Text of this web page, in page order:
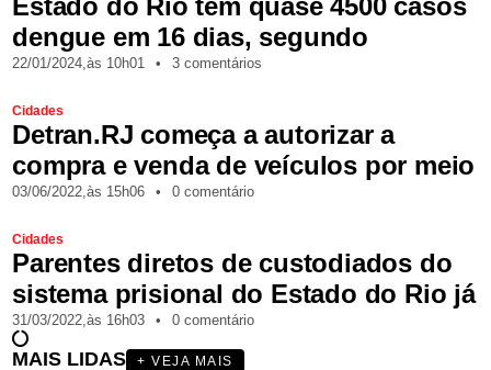
Estado do Rio tem quase 4500 casos
dengue em 16 dias, segundo
22/01/2024,às 10h01 • 3 comentários
Cidades
Detran.RJ começa a autorizar a
compra e venda de veículos por meio
03/06/2022,às 15h06 • 0 comentário
Cidades
Parentes diretos de custodiados do
sistema prisional do Estado do Rio já
31/03/2022,às 16h03 • 0 comentário
MAIS LIDAS + VEJA MAIS